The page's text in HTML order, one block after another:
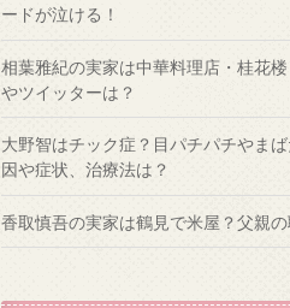
ードが泣ける！
相葉雅紀の実家は中華料理店・桂花
やツイッターは？
大野智はチック症？目パチパチやま
因や症状、治療法は？
香取慎吾の実家は鶴見で米屋？父親の